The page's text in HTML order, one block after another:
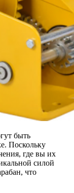
быть
Поскольку
где вы их
силой
что